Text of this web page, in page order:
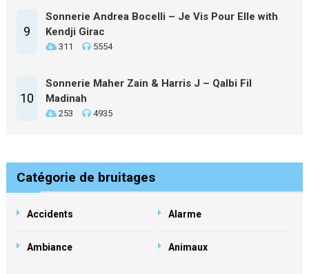
9
Sonnerie Andrea Bocelli – Je Vis Pour Elle with
Kendji Girac
311 5554
10
Sonnerie Maher Zain & Harris J – Qalbi Fil
Madinah
253 4935
Catégorie de bruitages
Accidents Alarme
Ambiance Animaux